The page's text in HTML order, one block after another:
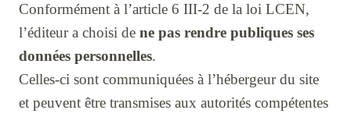
Conformément à l’article 6 III-2 de la loi LCEN,
l’éditeur a choisi de ne pas rendre publiques ses
données personnelles.
Celles-ci sont communiquées à l’hébergeur du site
et peuvent être transmises aux autorités compétentes